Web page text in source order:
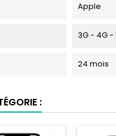
Apple
3G - 4G -
24 mois
: